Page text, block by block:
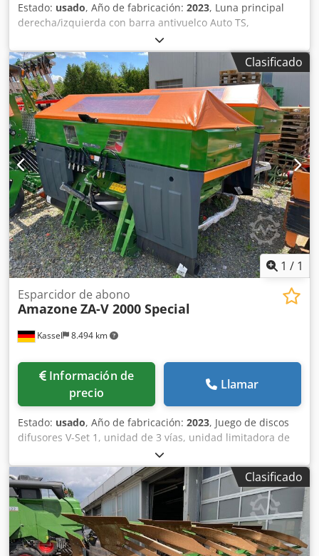
Estado: usado, Año de fabricación: 2023, Luna principal
derecha/izquierda con barra antivuelco Auto TS,
dispositivo parcial / abatible, montado de fábrica. Sensor
de inclinación para sistema de pesaje electrónico / ajuste
del sistema de guía. Componentes de instalación para
sistema de pesaje profesional para dispositivos base ZA
LED / iluminación trasera manual. Dkedet A Udgspfx Aifsr
Clasificado
1 / 1
Kassel 8.494 km
Esparcidor de abono
Amazone ZA-V 2000 Special
Información de
precio
Llamar
Estado: usado, Año de fabricación: 2023, Juego de discos
difusores V-Set 1, unidad de 3 vías, unidad limitadora de
esparcido Limiter V / barra de protección tubular S,
dispositivo de rodillos enchufable, mecanismo de
esparcido ZA-V, sobreestructura de tolva S / 2000 eje de
transmisión con acoplamiento de fricción, componentes de
instalación para dispositivos base ZA, recogedor de
suciedad S / iluminación LED Dkjdpfjt Dwh Rsx Aifor
Clasificado